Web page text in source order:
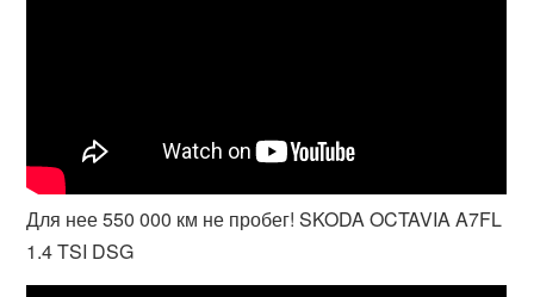
Для нее 550 000 км не пробег! SKODA OCTAVIA A7FL
1.4 TSI DSG